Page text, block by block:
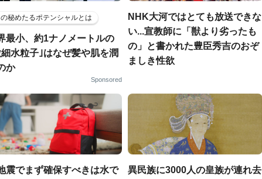
秘めたるポテンシャルとは
最小、約1ナノメートルの
細水粒子｣はなぜ髪や肌を潤
か
Sponsored
NHK大河ではとても放送できな
い...宣教師に「獣より劣ったも
の」と書かれた豊臣秀吉のおぞ
ましき性欲
震でまず確保すべきは水で
異民族に3000人の皇族が連れ去